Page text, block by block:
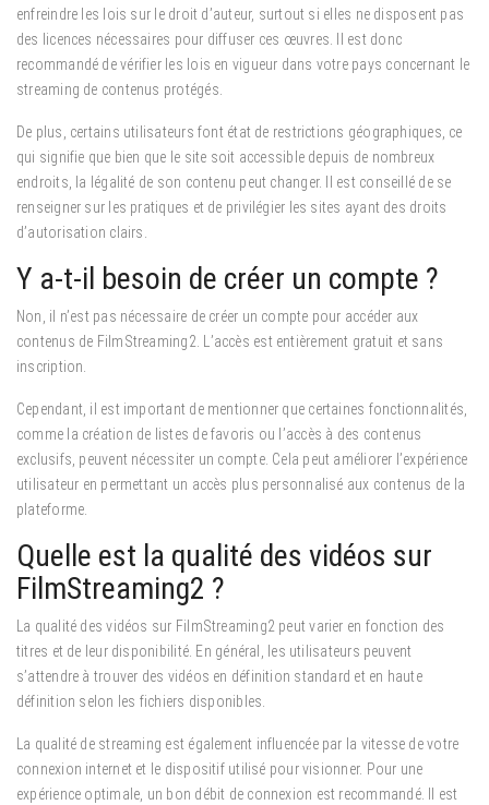
enfreindre les lois sur le droit d’auteur, surtout si elles ne disposent pas
des licences nécessaires pour diffuser ces œuvres. Il est donc
recommandé de vérifier les lois en vigueur dans votre pays concernant le
streaming de contenus protégés.
De plus, certains utilisateurs font état de restrictions géographiques, ce
qui signifie que bien que le site soit accessible depuis de nombreux
endroits, la légalité de son contenu peut changer. Il est conseillé de se
renseigner sur les pratiques et de privilégier les sites ayant des droits
d’autorisation clairs.
Y a-t-il besoin de créer un compte ?
Non, il n’est pas nécessaire de créer un compte pour accéder aux
contenus de FilmStreaming2. L’accès est entièrement gratuit et sans
inscription.
Cependant, il est important de mentionner que certaines fonctionnalités,
comme la création de listes de favoris ou l’accès à des contenus
exclusifs, peuvent nécessiter un compte. Cela peut améliorer l’expérience
utilisateur en permettant un accès plus personnalisé aux contenus de la
plateforme.
Quelle est la qualité des vidéos sur
FilmStreaming2 ?
La qualité des vidéos sur FilmStreaming2 peut varier en fonction des
titres et de leur disponibilité. En général, les utilisateurs peuvent
s’attendre à trouver des vidéos en définition standard et en haute
définition selon les fichiers disponibles.
La qualité de streaming est également influencée par la vitesse de votre
connexion internet et le dispositif utilisé pour visionner. Pour une
expérience optimale, un bon débit de connexion est recommandé. Il est